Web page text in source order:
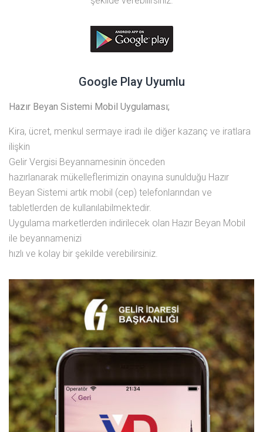
Google Play Uyumlu
Hazır Beyan Sistemi Mobil Uygulaması;
Kira, ücret, menkul sermaye iradı ile diğer kazanç ve iratlara
ilişkin
Gelir Vergisi Beyannamesinin önceden
hazırlanarak mükelleflerimizin onayına sunulduğu Hazır
Beyan Sistemi artık mobil (cep) telefonlarından ve
tabletlerden de kullanılabilmektedir.
Uygulama marketlerden indirilecek olan Hazır Beyan Mobil
ile beyannamenizi
hızlı ve kolay bir şekilde verebilirsiniz.